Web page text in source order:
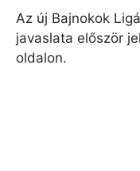
Az új Bajnokok
javaslata először
oldalon.